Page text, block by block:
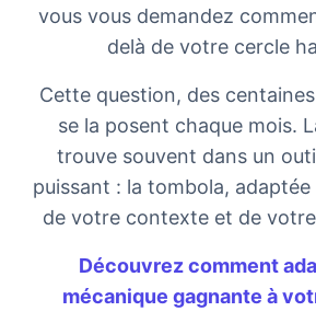
vous vous demandez
delà de votre cercle
Cette question, des
se la posent chaque mois.
trouve souvent dans un
puissant : la tombola,
de votre contexte et de
Découvrez comment
mécanique gagnante à